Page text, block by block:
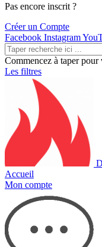
Pas encore inscrit ?
Créer un Compte
Facebook Instagram
Commencez à taper
Les filtres
Accueil
Mon compte